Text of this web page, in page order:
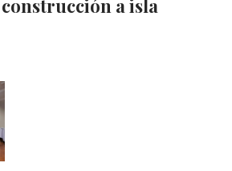
a isla